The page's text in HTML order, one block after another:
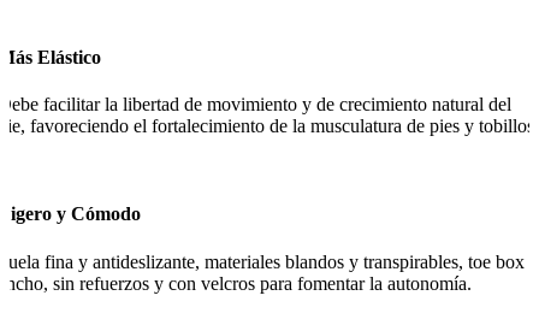
Elástico
facilitar la libertad de movimiento y de crecimiento natural del
favoreciendo el fortalecimiento de la musculatura de pies y tobillos.
y Cómodo
fina y antideslizante, materiales blandos y transpirables, toe box
sin refuerzos y con velcros para fomentar la autonomía.